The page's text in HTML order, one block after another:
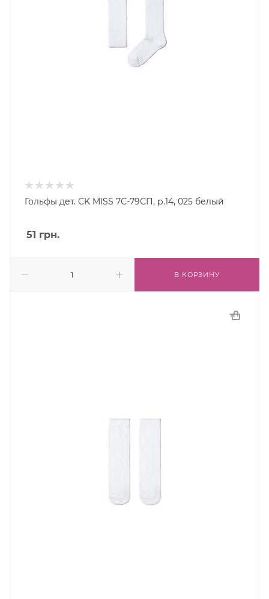
Гольфы дет. CK MISS 7С-79СП, р.14, 025 белый
51 грн.
В КОРЗИНУ